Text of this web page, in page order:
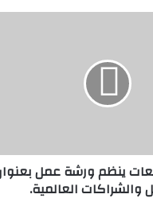
ينظم ورشة عمل
والشراكات العالمية.